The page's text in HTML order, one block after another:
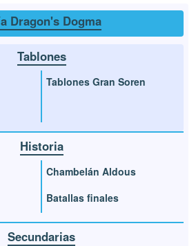
Dragon's Dogma
Tablones
Tablones Gran Soren
Historia
Chambelán Aldous
Batallas finales
Secundarias